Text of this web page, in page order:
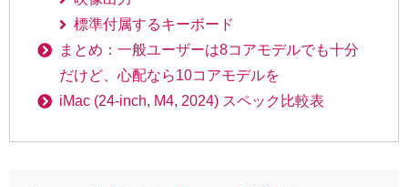
標準付属するキーボード
まとめ：一般ユーザーは8コアモデルでも十分
だけど、心配なら10コアモデルを
iMac (24-inch, M4, 2024) スペック比較表